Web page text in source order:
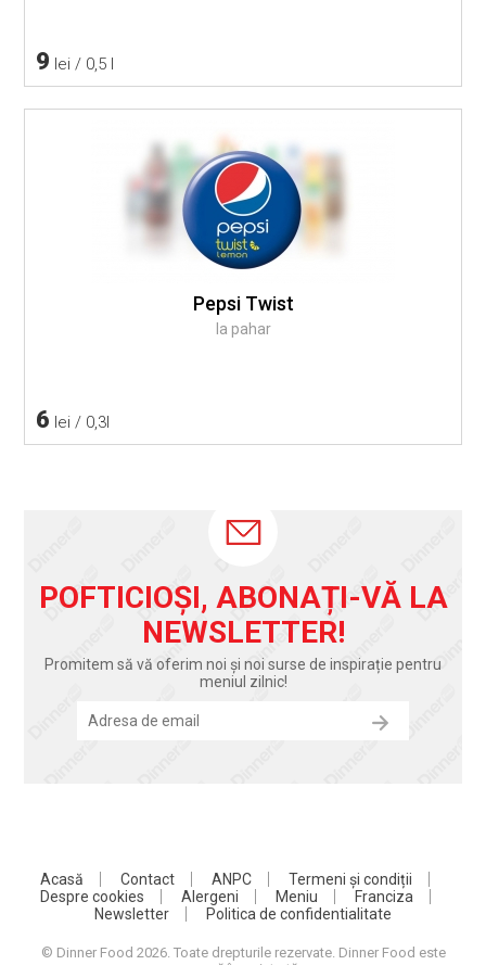
9 lei / 0,5 l
Pepsi Twist
la pahar
6 lei / 0,3l
POFTICIOȘI, ABONAȚI-VĂ LA
NEWSLETTER!
Promitem să vă oferim noi și noi surse de inspirație pentru
meniul zilnic!
Acasă Contact ANPC
Termeni și condiții
Despre cookies
Alergeni Meniu
Franciza
Newsletter
Politica de confidentialitate
© Dinner Food 2026. Toate drepturile rezervate. Dinner Food este